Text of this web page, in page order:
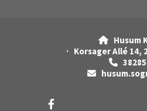

Husum
· Korsager Allé 14,

